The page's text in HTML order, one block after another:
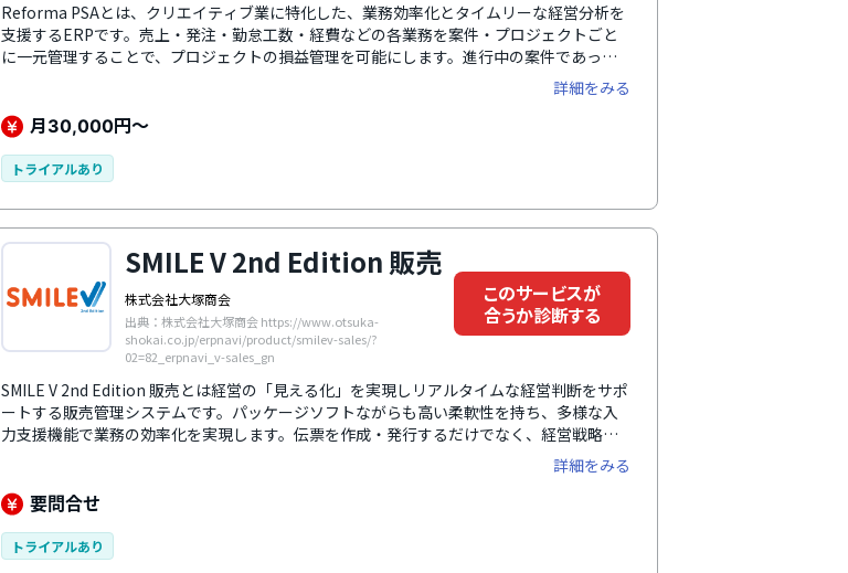
Reforma PSAとは、クリエイティブ業に特化した、業務効率化とタイムリーな経営分析を
支援するERPです。売上・発注・勤怠工数・経費などの各業務を案件・プロジェクトごと
に一元管理することで、プロジェクトの損益管理を可能にします。進行中の案件であって
も原価を自動計算し、案件完了前もタイムリーに損益を把握できるのが魅力。案件ごとに
変動する外注費や労務費も売上に紐づけて管理でき、利益の変動も明確になります。さま
ざまなレポーティング機能も搭載し、未来の売上・利益の見込みもスピーディに把握でき
ます。業界特有の商習慣にあった機能を、必要な分だけ導入可能。サポートメニューも充
実し、導入時や担当者交代などの際にも安心です。
詳細をみる
月30,000円～
トライアルあり
SMILE V 2nd Edition 販売
株式会社大塚商会
出典：株式会社大塚商会 https://www.otsuka-
shokai.co.jp/erpnavi/product/smilev-sales/?
02=82_erpnavi_v-sales_gn
このサービスが
合うか診断する
SMILE V 2nd Edition 販売とは経営の「見える化」を実現しリアルタイムな経営判断をサポ
ートする販売管理システムです。パッケージソフトながらも高い柔軟性を持ち、多様な入
力支援機能で業務の効率化を実現します。伝票を作成・発行するだけでなく、経営戦略の
立案や経営判断に使える各種資料もリアルタイムに作成可能。グループウェアとの連携や
作業の負担を軽減するRPA機能、問い合わせに対する自動応答機能も搭載しています。シ
ステムはクラウド版・オンプレミス版の両方を提供しており、自社の状況に合わせて選択
できます。
詳細をみる
要問合せ
トライアルあり